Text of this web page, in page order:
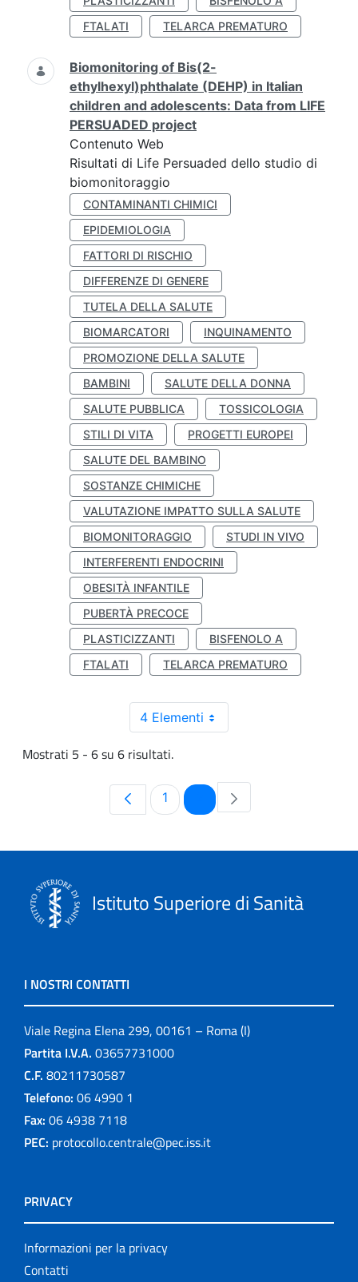
FTALATI
TELARCA PREMATURO
Biomonitoring of Bis(2-
ethylhexyl)phthalate (DEHP) in Italian
children and adolescents: Data from LIFE
PERSUADED project
Contenuto Web
Risultati di Life Persuaded dello studio di
biomonitoraggio
CONTAMINANTI CHIMICI
EPIDEMIOLOGIA
FATTORI DI RISCHIO
DIFFERENZE DI GENERE
TUTELA DELLA SALUTE
BIOMARCATORI
INQUINAMENTO
PROMOZIONE DELLA SALUTE
BAMBINI
SALUTE DELLA DONNA
SALUTE PUBBLICA
TOSSICOLOGIA
STILI DI VITA
PROGETTI EUROPEI
SALUTE DEL BAMBINO
SOSTANZE CHIMICHE
VALUTAZIONE IMPATTO SULLA SALUTE
BIOMONITORAGGIO
STUDI IN VIVO
INTERFERENTI ENDOCRINI
OBESITÀ INFANTILE
PUBERTÀ PRECOCE
PLASTICIZZANTI
BISFENOLO A
FTALATI
TELARCA PREMATURO
4 Elementi
Mostrati 5 - 6 su 6 risultati.
Pagina
1 Pagina
Istituto Superiore di Sanità
I NOSTRI CONTATTI
Viale Regina Elena 299, 00161 – Roma (I)
Partita I.V.A. 03657731000
C.F. 80211730587
Telefono: 06 4990 1
Fax: 06 4938 7118
PEC: protocollo.centrale@pec.iss.it
PRIVACY
Informazioni per la privacy
Contatti